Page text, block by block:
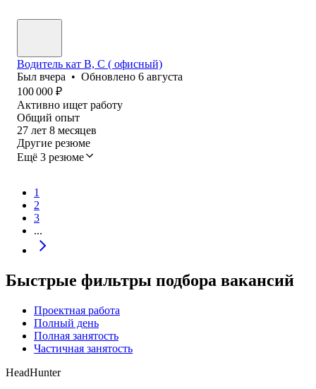
Водитель кат В, С ( офисный)
Был вчера • Обновлено 6 августа
100 000 ₽
Активно ищет работу
Общий опыт
27 лет 8 месяцев
Другие резюме
Ещё 3 резюме
1
2
3
...
Быстрые фильтры подбора вакансий
Проектная работа
Полный день
Полная занятость
Частичная занятость
HeadHunter